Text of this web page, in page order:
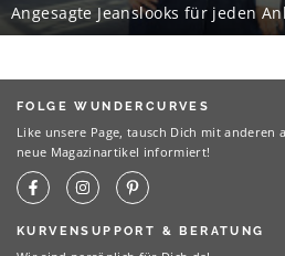
Angesagte Jeanslooks für jeden
FOLGE WUNDERCURVES
Like unsere Page, tausch Dich mit
neue Magazinartikel informiert!
KURVENSUPPORT & BERATUNG